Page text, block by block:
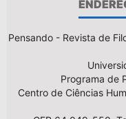
Pensando - Revista de
Programa de
Centro de Ciências